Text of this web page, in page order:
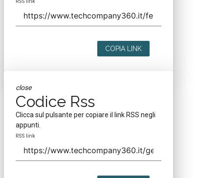
COPIA LINK
close
Codice Rss
Clicca sul pulsante per copiare il link RSS negli
appunti.
RSS link